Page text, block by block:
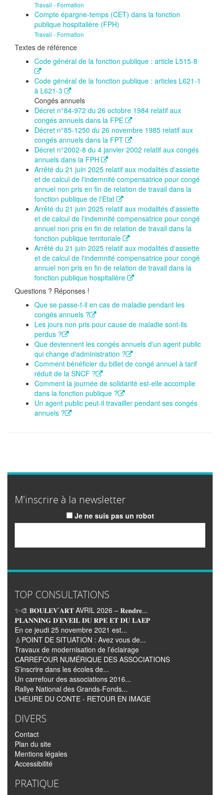
Travail - Formation
Compte épargne-temps (CET) dans la fonction
publique hospitalière (FPH)
Travail - Formation
Textes de référence
Code général de la fonction publique : article L515-8
Code général de la fonction publique : articles L621-1
à L621-3
Congés annuels
Décret n°84-972 du 26 octobre 1984 relatif aux
congés annuels dans la FPE
Décret n°85-1250 du 26 novembre 1985 relatif aux
congés annuels dans la FPT
Décret n°2002-8 du 4 janvier 2002 relatif aux congés
annuels dans la FPH
Arrêté du 21 juin 2025 relatif aux modalités d'assiette
et de calcul de l'indemnité compensatrice pour congé
annuel non pris en fin de relation de travail dans la
fonction publique de l'Etat
Arrêté du 21 juin 2025 relatif aux modalités d'assiette
et de calcul de l'indemnité compensatrice pour congé
annuel non pris en fin de relation de travail dans la
fonction publique territoriale
Arrêté du 21 juin 2025 relatif aux modalités d'assiette
et de calcul de l'indemnité compensatrice pour congé
annuel non pris en fin de relation de travail dans la
fonction publique hospitalière
Questions ? Réponses !
Que se passe-t-il en cas de maladie pendant les
congés annuels ?
Les jours non pris pour cause de maladie sont-ils
perdus ?
Que deviennent les congés annuels d'un agent public
qui change d'administration ?
Comment bénéficier du billet de congé annuel à tarif
réduit de la SNCF ?
Comment la journée de solidarité est-elle accomplie
dans la fonction publique ?
Un agent public peut-il travailler pendant ses congés
annuels ?
M'inscrire à la newsletter
Je ne suis pas un robot
TOP CONSULTATIONS
✨🎨 𝐁𝐎𝐔𝐋𝐄𝐕’𝐀𝐑𝐓 AVRIL 2026 – 𝐑𝐞𝐧𝐝𝐫𝐞...
𝐏𝐋𝐀𝐍𝐍𝐈𝐍𝐆 𝐃’𝐄𝐕𝐄𝐈𝐋 𝐃𝐔 𝐑𝐏𝐄 𝐄𝐓 𝐃𝐔 𝐋𝐀𝐄𝐏
En ce jeudi 25 novembre 2021 est...
💧POINT DE SITUATION : Avez vous de...
Travaux de modernisation de l’éclairage
CARREFOUR NUMÉRIQUE DES ASSOCIATIONS
S’inscrire dans les écoles de...
Un carrefour des associations 2016...
Rallye National des Grands-Fonds...
L’HEURE DU CONTE - RETOUR EN IMAGE
DIVERS
Contact
Plan du site
Mentions légales
Accessibilité
PRATIQUE